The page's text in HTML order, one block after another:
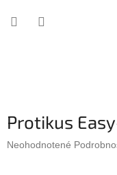
Protikus
Priemerné
Neohodnotené